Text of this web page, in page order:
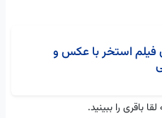
فیلم استخر با عکس و
باقری را ببینید.